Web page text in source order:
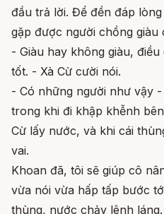
đầu trả lời. Để đền đáp
gặp được người chồng giàu
- Giàu hay không giàu,
tốt. - Xà Cừ cười nói.
- Có những người như vậy
trong khi đi khập khễnh
Cừ lấy nước, và khi cái
vai.
Khoan đã, tôi sẽ giúp cô
vừa nói vừa hấp tấp bước
thùng, nước chảy lênh láng.